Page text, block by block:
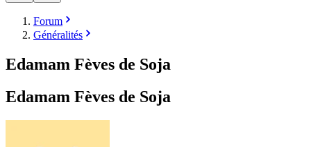
Forum
Généralités
Edamam Fèves de Soja
Edamam Fèves de Soja